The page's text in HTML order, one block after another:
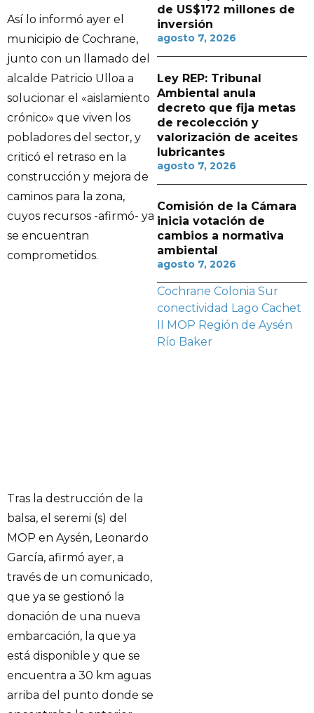
Así lo informó ayer el
municipio de Cochrane,
junto con un llamado del
alcalde Patricio Ulloa a
solucionar el «aislamiento
crónico» que viven los
pobladores del sector, y
criticó el retraso en la
construcción y mejora de
caminos para la zona,
cuyos recursos -afirmó- ya
se encuentran
comprometidos.
Tras la destrucción de la
balsa, el seremi (s) del
MOP en Aysén, Leonardo
García, afirmó ayer, a
través de un comunicado,
que ya se gestionó la
donación de una nueva
embarcación, la que ya
está disponible y que se
encuentra a 30 km aguas
arriba del punto donde se
de US$172 millones de
inversión
agosto 7, 2026
Ley REP: Tribunal
Ambiental anula
decreto que fija metas
de recolección y
valorización de aceites
lubricantes
agosto 7, 2026
Comisión de la Cámara
inicia votación de
cambios a normativa
ambiental
agosto 7, 2026
Cochrane Colonia Sur
conectividad Lago Cachet
II MOP Región de Aysén
Río Baker